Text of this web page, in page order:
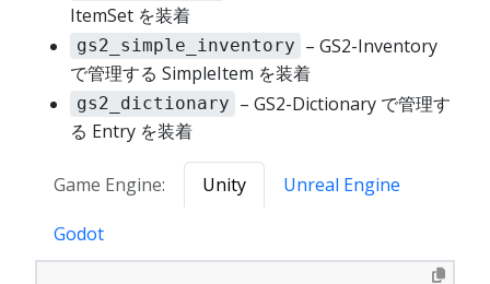
ItemSet を装着
gs2_simple_inventory – GS2-Inventory
で管理する SimpleItem を装着
gs2_dictionary – GS2-Dictionary で管理す
る Entry を装着
Game Engine: Unity Unreal Engine
Godot